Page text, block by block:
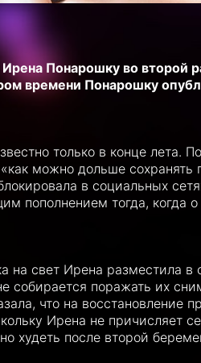
Понарошку во второй
времени Понарошку
только в конце лета.
можно дольше
в социальных
пополнением тогда, когда
на свет Ирена разместила в
собирается поражать их
что на восстановление
Ирена не причисляет
худеть после второй